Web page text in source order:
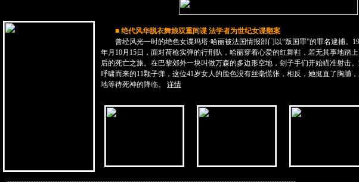
■ 绝代风华脱衣舞娘双重间谍 法学者为世纪女谍翻案
曾经风光一时的绝色女谍玛塔·哈丽被法国情报部门以“叛国罪”的罪名逮捕。
年月10月15日，面对荷枪实弹的行刑队，哈丽穿着心爱的红舞鞋，若无其事地踏
后的死亡之旅。在巴黎郊外一块叫做万森的多边形空地，刽子手们开始瞄准射击
呼啸而来的11颗子弹，这位41岁女人的脸色没有丝毫慌张，相反，她挺直了胸脯
地等待死神的降临。
详情
-------------------------------------------------------------------------------------------------------------------------